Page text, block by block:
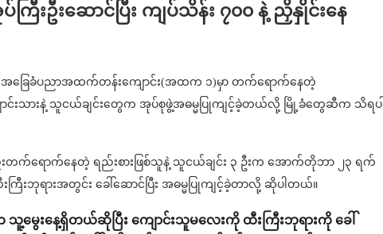
ြီးဦးဆောင်ပြီး ကျပ်သိန်း ၇၀၀ နဲ့ ညှိနှိုင်းနေ
အခြေခံပညာအထက်တန်းကျောင်း(အထက ၁)မှာ တက်ရောက်နေတဲ့
င်းသားနဲ့ သူငယ်ချင်းတွေက အုပ်စုဖွဲ့အဓမ္မပြုကျင့်ခဲ့တယ်လို့ မြို့ခံတွေဆီက သိရပါ
တက်ရောက်နေတဲ့ ရည်းစားဖြစ်သူနဲ့ သူငယ်ချင်း ၃ ဦးက အောက်တိုဘာ ၂၃ ရက်
ြီးဘုရားအတွင်း ခေါ်ဆောင်ပြီး အဓမ္မပြုကျင့်ခဲ့တာလို့ ဆိုပါတယ်။
က သူ့မွေးနေ့ရှိတယ်ဆိုပြီး ကျောင်းသူမလေးကို ထီးကြီးဘုရားကို ခေါ်